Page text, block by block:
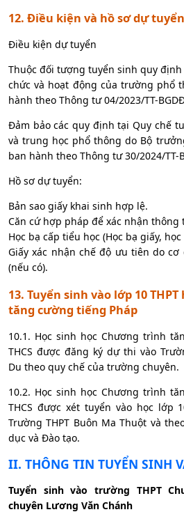
12. Điều kiện và hồ sơ dự tuyển
Điều kiện dự tuyển
Thuộc đối tượng tuyển sinh quy định
chức và hoạt động của trường phổ
hành theo Thông tư 04/2023/TT-
Đảm bảo các quy định tại Quy chế
và trung học phổ thông do Bộ
ban hành theo Thông tư 30/2024/TT-
Hồ sơ dự tuyển:
Bản sao giấy khai sinh hợp lệ.
Căn cứ hợp pháp để xác nhận thông
Học bạ cấp tiểu học (Học bạ giấy,
Giấy xác nhận chế độ ưu tiên do
(nếu có).
13. Tuyển sinh vào lớp 10
tăng cường tiếng Pháp
10.1. Học sinh học Chương trình
THCS được đăng ký dự thi vào
Du theo quy chế của trường chuyên.
10.2. Học sinh học Chương trình
THCS được xét tuyển vào học lớp
Trường THPT Buôn Ma Thuột và
dục và Đào tạo.
II. THÔNG TIN TUYỂN SINH
Tuyển sinh vào trường THPT
chuyên Lương Văn Chánh